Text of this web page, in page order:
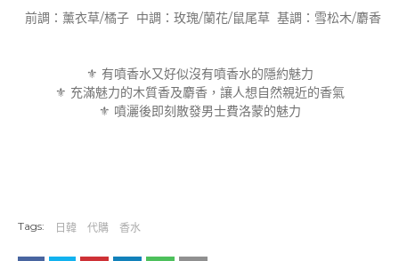
前調：薰衣草/橘子 中調：玫瑰/蘭花/鼠尾草 基調：雪松木/麝香
⚜️ 有噴香水又好似沒有噴香水的隱約魅力
⚜️ 充滿魅力的木質香及麝香，讓人想自然親近的香氣
⚜️ 噴灑後即刻散發男士費洛蒙的魅力
Tags: 日韓 代購 香水